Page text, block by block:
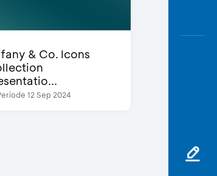
& Co. Icons
12 Sep 2024